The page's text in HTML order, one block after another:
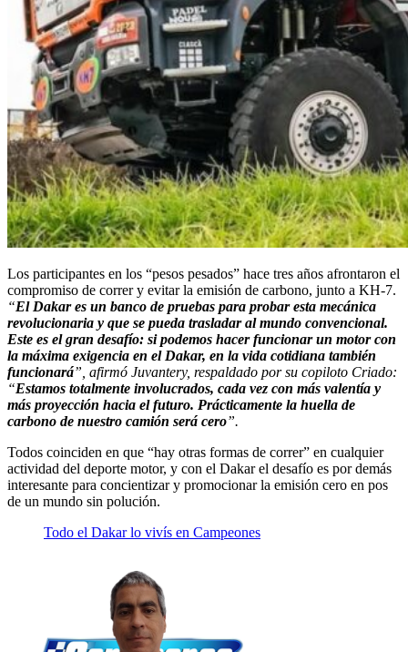
Los participantes en los “pesos pesados” hace tres años afrontaron el
compromiso de correr y evitar la emisión de carbono, junto a KH-7.
“El Dakar es un banco de pruebas para probar esta mecánica
revolucionaria y que se pueda trasladar al mundo convencional.
Este es el gran desafío: si podemos hacer funcionar un motor con
la máxima exigencia en el Dakar, en la vida cotidiana también
funcionará”, afirmó Juvantery, respaldado por su copiloto Criado:
“Estamos totalmente involucrados, cada vez con más valentía y
más proyección hacia el futuro. Prácticamente la huella de
carbono de nuestro camión será cero”.
Todos coinciden en que “hay otras formas de correr” en cualquier
actividad del deporte motor, y con el Dakar el desafío es por demás
interesante para concientizar y promocionar la emisión cero en pos
de un mundo sin polución.
Todo el Dakar lo vivís en Campeones